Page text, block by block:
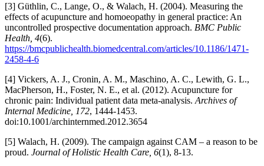
[3] Güthlin, C., Lange, O., & Walach, H. (2004). Measuring the
effects of acupuncture and homoeopathy in general practice: An
uncontrolled prospective documentation approach. BMC Public
Health, 4(6).
https://bmcpublichealth.biomedcentral.com/articles/10.1186/1471-
2458-4-6
[4] Vickers, A. J., Cronin, A. M., Maschino, A. C., Lewith, G. L.,
MacPherson, H., Foster, N. E., et al. (2012). Acupuncture for
chronic pain: Individual patient data meta-analysis. Archives of
Internal Medicine, 172, 1444-1453.
doi:10.1001/archinternmed.2012.3654
[5] Walach, H. (2009). The campaign against CAM – a reason to be
proud. Journal of Holistic Health Care, 6(1), 8-13.